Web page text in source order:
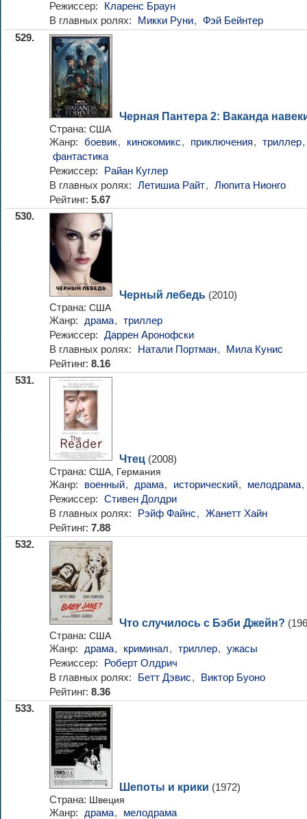
Режиссер:
Кларенс Браун
В главных ролях:
Микки Руни, Фэй Бейнтер
529.
Черная Пантера 2: Ваканда
Страна: США
Жанр: боевик, кинокомикс, приключения, триллер,
фантастика
Режиссер:
Райан Куглер
В главных ролях: Летишиа Райт, Люпита Нионго
Рейтинг: 5.67
530.
Черный лебедь (2010)
Страна: США
Жанр: драма, триллер
Режиссер: Даррен Аронофски
В главных ролях:
Натали Портман,
Мила Кунис
Рейтинг: 8.16
531.
Чтец (2008)
Страна: США, Германия
Жанр: военный, драма, исторический, мелодрама,
Режиссер: Стивен Долдри
В главных ролях:
Рэйф Файнс, Жанетт Хайн
Рейтинг: 7.88
532.
Что случилось с Бэби Джейн?
Страна: США
Жанр: драма, криминал, триллер, ужасы
Режиссер:
Роберт Олдрич
В главных ролях:
Бетт Дэвис,
Виктор Буоно
Рейтинг: 8.36
533.
Шепоты и крики (1972)
Страна: Швеция
Жанр: драма,
мелодрама